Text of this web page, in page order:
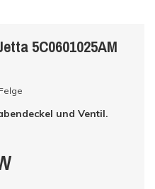
5C0601025AM
und Ventil.